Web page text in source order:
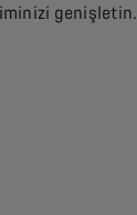
genişletin.